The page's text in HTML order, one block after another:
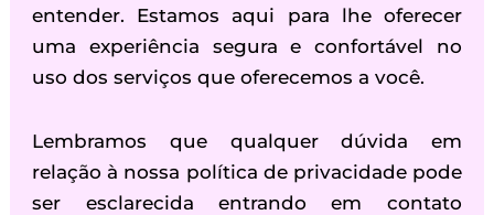
entender. Estamos aqui para lhe oferecer
uma experiência segura e confortável no
uso dos serviços que oferecemos a você.
Lembramos que qualquer dúvida em
relação à nossa política de privacidade pode
ser esclarecida entrando em contato